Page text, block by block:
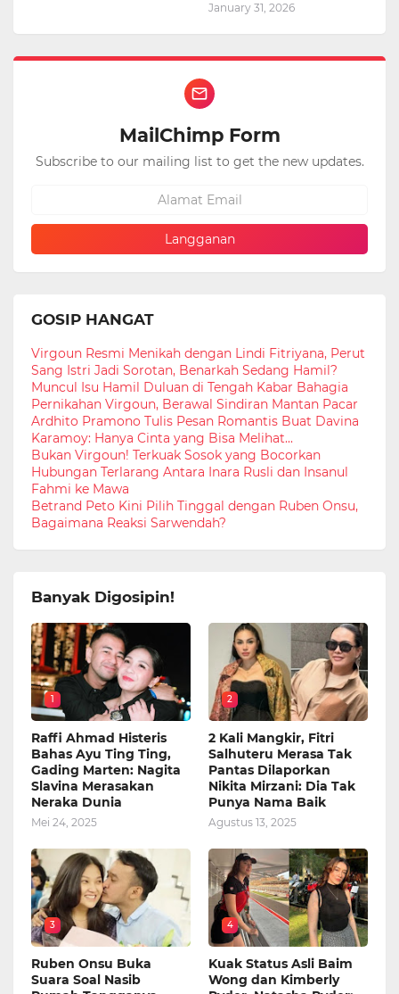
January 31, 2026
MailChimp Form
Subscribe to our mailing list to get the new updates.
GOSIP HANGAT
Virgoun Resmi Menikah dengan Lindi Fitriyana, Perut
Sang Istri Jadi Sorotan, Benarkah Sedang Hamil?
Muncul Isu Hamil Duluan di Tengah Kabar Bahagia
Pernikahan Virgoun, Berawal Sindiran Mantan Pacar
Ardhito Pramono Tulis Pesan Romantis Buat Davina
Karamoy: Hanya Cinta yang Bisa Melihat...
Bukan Virgoun! Terkuak Sosok yang Bocorkan
Hubungan Terlarang Antara Inara Rusli dan Insanul
Fahmi ke Mawa
Betrand Peto Kini Pilih Tinggal dengan Ruben Onsu,
Bagaimana Reaksi Sarwendah?
Banyak Digosipin!
1
Raffi Ahmad Histeris
Bahas Ayu Ting Ting,
Gading Marten: Nagita
Slavina Merasakan
Neraka Dunia
Mei 24, 2025
2
2 Kali Mangkir, Fitri
Salhuteru Merasa Tak
Pantas Dilaporkan
Nikita Mirzani: Dia Tak
Punya Nama Baik
Agustus 13, 2025
3
Ruben Onsu Buka
Suara Soal Nasib
4
Kuak Status Asli Baim
Wong dan Kimberly